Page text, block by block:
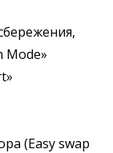
Mode»
(Easy swap